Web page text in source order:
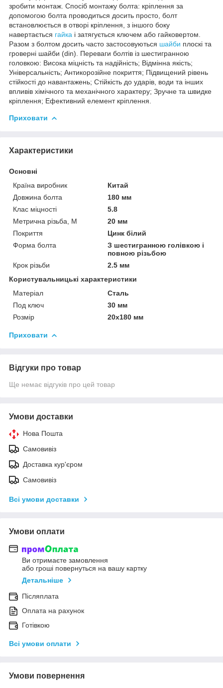
зробити монтаж. Спосіб монтажу болта: кріплення за
допомогою болта проводиться досить просто, болт
встановлюється в отворі кріплення, з іншого боку
навертається гайка і затягується ключем або гайковертом.
Разом з болтом досить часто застосовуються шайби плоскі та
гроверні шайби (din). Переваги болтів із шестигранною
головкою: Висока міцність та надійність; Відмінна якість;
Універсальність; Антикорозійне покриття; Підвищений рівень
стійкості до навантажень; Стійкість до ударів, води та інших
впливів хімічного та механічного характеру; Зручне та швидке
кріплення; Ефективний елемент кріплення.
Приховати
Характеристики
Основні
Країна виробник
Китай
Довжина болта
180 мм
Клас міцності
5.8
Метрична різьба, М
20 мм
Покриття
Цинк білий
Форма болта
З шестигранною голівкою і
повною різьбою
Крок різьби
2.5 мм
Користувальницькі характеристики
Матеріал
Сталь
Под ключ
30 мм
Розмір
20х180 мм
Приховати
Відгуки про товар
Ще немає відгуків про цей товар
Умови доставки
Нова Пошта
Самовивіз
Доставка кур'єром
Самовивіз
Всі умови доставки
Умови оплати
Ви отримаєте замовлення
або гроші повернуться на вашу картку
Детальніше
Післяплата
Оплата на рахунок
Готівкою
Всі умови оплати
Умови повернення